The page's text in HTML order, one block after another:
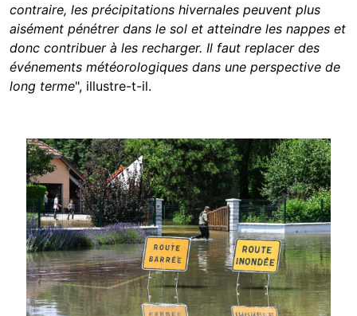
contraire, les précipitations hivernales peuvent plus
aisément pénétrer dans le sol et atteindre les nappes et
donc contribuer à les recharger. Il faut replacer des
événements météorologiques dans une perspective de
long terme", illustre-t-il.
Image